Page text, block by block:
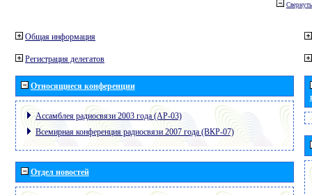
Свернуть
Общая информация
Регистрация делегатов
Относящиеся конференции
Ассамблея радиосвязи 2003 года (АР-03)
Всемирная конференция радиосвязи 2007 года (ВКР-07)
Отдел новостей